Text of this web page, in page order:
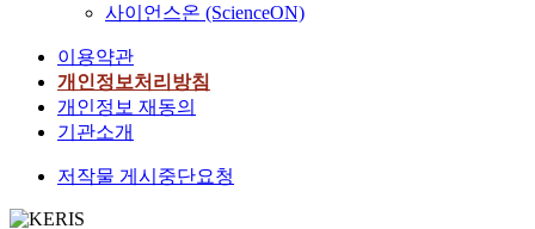
사이언스온 (ScienceON)
이용약관
개인정보처리방침
개인정보 재동의
기관소개
저작물 게시중단요청